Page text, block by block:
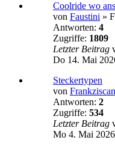
Coolride wo
von Faustini »
Antworten: 4
Zugriffe: 1809
Letzter Beitrag
Do 14. Mai
Steckertypen
von
Antworten: 2
Zugriffe: 534
Letzter Beitrag
Mo 4. Mai